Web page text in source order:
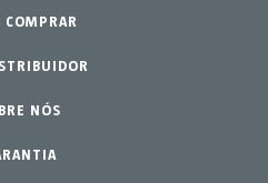
Profissional
- Jardim
reposição
manutenção
COMPRAR
NÓS